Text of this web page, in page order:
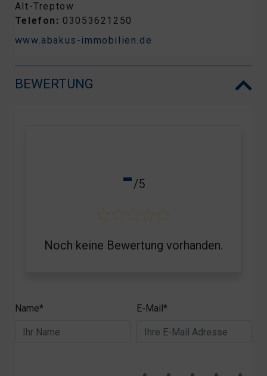
Alt-Treptow
Telefon: 03053621250
www.abakus-immobilien.de
BEWERTUNG
-/5
Noch keine Bewertung vorhanden.
Name* E-Mail*